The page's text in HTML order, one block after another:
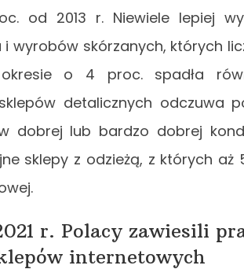
od 2013 r. Niewiele lepiej
wyrobów skórzanych, których
o 4 proc. spadła
detalicznych odczuwa
dobrej lub bardzo dobrej
sklepy z odzieżą, z których aż
r. Polacy zawiesili
internetowych